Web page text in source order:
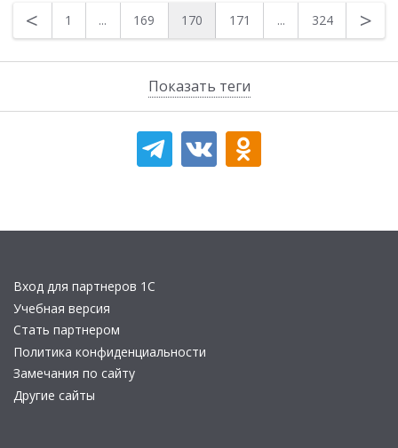
Показать теги
< 1 ... 169 170 171 ... 324 >
Вход для партнеров 1С
Учебная версия
Стать партнером
Политика конфиденциальности
Замечания по сайту
Другие сайты